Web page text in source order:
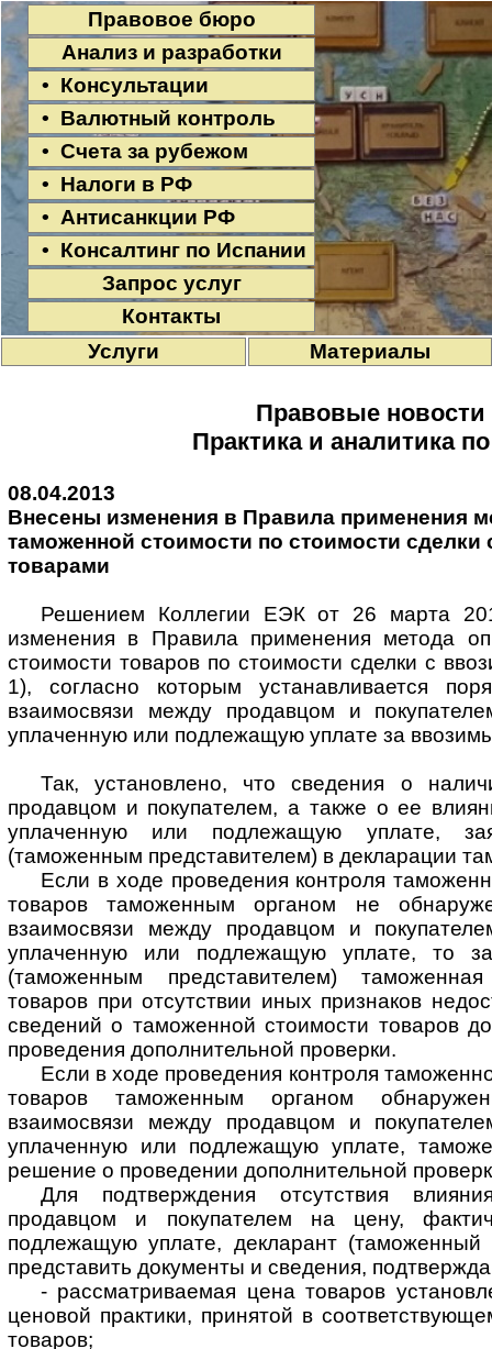
Правовое бюро
Анализ и разработки
• Консультации
• Валютный контроль
• Счета за рубежом
• Налоги в РФ
• Антисанкции РФ
• Консалтинг по Испании
Запрос услуг
Контакты
Услуги
Материалы
Правовые новости
Практика и аналитика
08.04.2013
Внесены изменения в Правила применения
таможенной стоимости по стоимости
товарами
Решением Коллегии ЕЭК от 26 марта
изменения в Правила применения метода
стоимости товаров по стоимости сделки с
1), согласно которым устанавливается
взаимосвязи между продавцом и
уплаченную или подлежащую уплате за
Так, установлено, что сведения о
продавцом и покупателем, а также о ее
уплаченную или подлежащую уплате,
(таможенным представителем) в декларации
Если в ходе проведения контроля
товаров таможенным органом не
взаимосвязи между продавцом и
уплаченную или подлежащую уплате, то
(таможенным представителем)
товаров при отсутствии иных признаков
сведений о таможенной стоимости товаров
проведения дополнительной проверки.
Если в ходе проведения контроля
товаров таможенным органом
взаимосвязи между продавцом и
уплаченную или подлежащую уплате,
решение о проведении дополнительной
Для подтверждения отсутствия
продавцом и покупателем на цену,
подлежащую уплате, декларант (таможенный
представить документы и сведения,
- рассматриваемая цена товаров
ценовой практики, принятой в
товаров;